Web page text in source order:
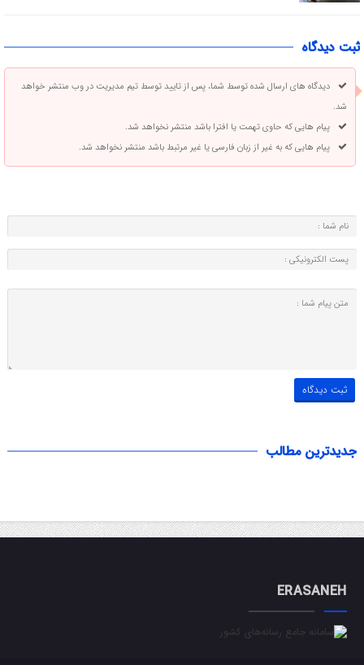
ثبت دیدگاه
دیدگاه های ارسال شده توسط شما، پس از تایید توسط تیم مدیریت در وب منتشر خواهد
شد.
پیام هایی که حاوی تهمت یا افترا باشد منتشر نخواهد شد.
پیام هایی که به غیر از زبان فارسی یا غیر مرتبط باشد منتشر نخواهد شد.
جدیدترین مطالب
ERASANEH